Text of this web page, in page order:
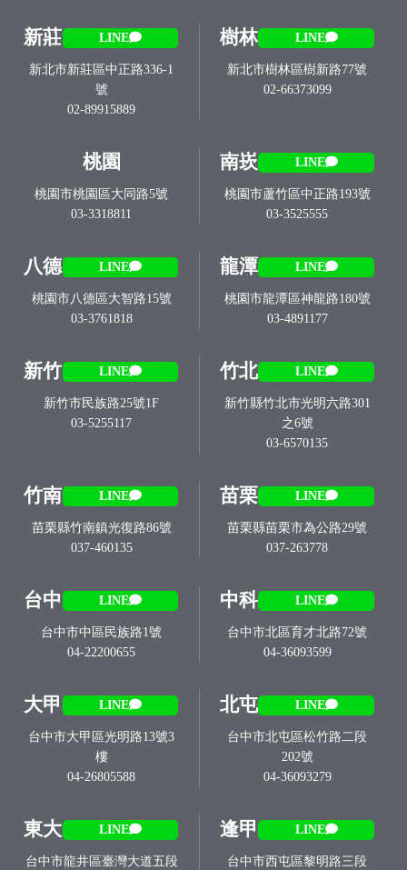
新莊 LINE
新北市新莊區中正路336-1
號
02-89915889
樹林 LINE
新北市樹林區樹新路77號
02-66373099
桃園
桃園市桃園區大同路5號
03-3318811
南崁 LINE
桃園市蘆竹區中正路193號
03-3525555
八德 LINE
桃園市八德區大智路15號
03-3761818
龍潭 LINE
桃園市龍潭區神龍路180號
03-4891177
新竹 LINE
新竹市民族路25號1F
03-5255117
竹北 LINE
新竹縣竹北市光明六路301
之6號
03-6570135
竹南 LINE
苗栗縣竹南鎮光復路86號
037-460135
苗栗 LINE
苗栗縣苗栗市為公路29號
037-263778
台中 LINE
台中市中區民族路1號
04-22200655
中科 LINE
台中市北區育才北路72號
04-36093599
大甲 LINE
台中市大甲區光明路13號3
樓
04-26805588
北屯 LINE
台中市北屯區松竹路二段
202號
04-36093279
東大 LINE
台中市龍井區臺灣大道五段
逢甲 LINE
台中市西屯區黎明路三段